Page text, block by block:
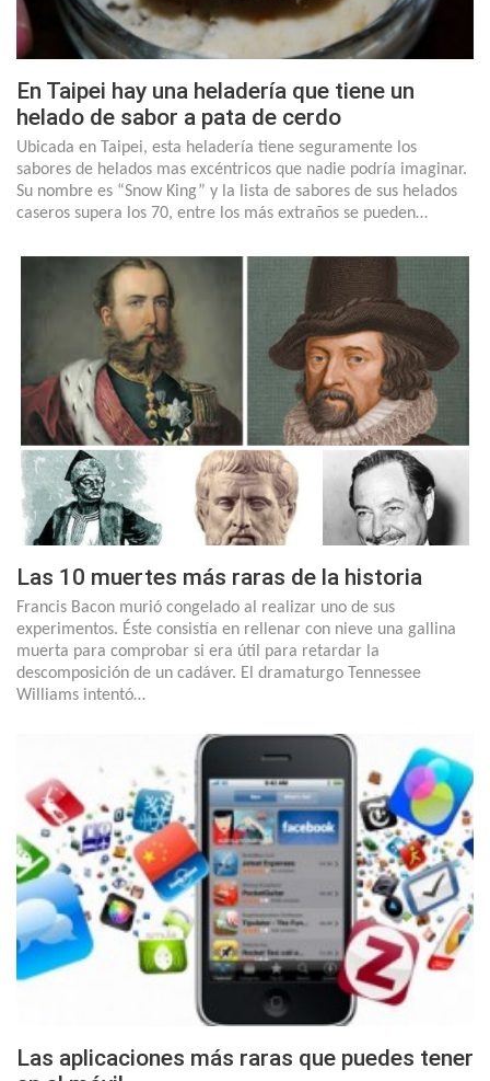
En Taipei hay una heladería que tiene un
helado de sabor a pata de cerdo
Ubicada en Taipei, esta heladería tiene seguramente los
sabores de helados mas excéntricos que nadie podría imaginar.
Su nombre es “Snow King” y la lista de sabores de sus helados
caseros supera los 70, entre los más extraños se pueden…
Las 10 muertes más raras de la historia
Francis Bacon murió congelado al realizar uno de sus
experimentos. Éste consistía en rellenar con nieve una gallina
muerta para comprobar si era útil para retardar la
descomposición de un cadáver. El dramaturgo Tennessee
Williams intentó…
Las aplicaciones más raras que puedes tener